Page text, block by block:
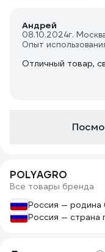
Андрей
08.10.2024г.
Опыт
Отличный товар,
POLYAGRO
Все товары бренда
Россия — родина
Россия — страна